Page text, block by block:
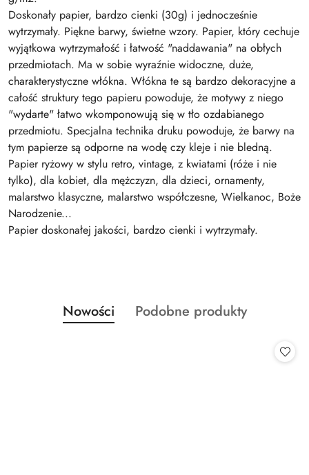
Doskonały papier, bardzo cienki (30g) i jednocześnie
wytrzymały. Piękne barwy, świetne wzory. Papier, który cechuje
wyjątkowa wytrzymałość i łatwość "naddawania" na obłych
przedmiotach. Ma w sobie wyraźnie widoczne, duże,
charakterystyczne włókna. Włókna te są bardzo dekoracyjne a
całość struktury tego papieru powoduje, że motywy z niego
"wydarte" łatwo wkomponowują się w tło ozdabianego
przedmiotu. Specjalna technika druku powoduje, że barwy na
tym papierze są odporne na wodę czy kleje i nie bledną.
Papier ryżowy w stylu retro, vintage, z kwiatami (róże i nie
tylko), dla kobiet, dla mężczyzn, dla dzieci, ornamenty,
malarstwo klasyczne, malarstwo współczesne, Wielkanoc, Boże
Narodzenie...
Papier doskonałej jakości, bardzo cienki i wytrzymały.
Pomiń karuzelę produktów
Produkty
o
Nowości
Produkty
Podobne produkty